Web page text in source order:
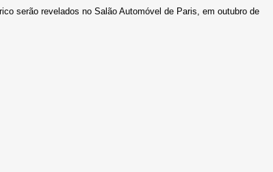
serão revelados no Salão Automóvel de Paris, em outubro de